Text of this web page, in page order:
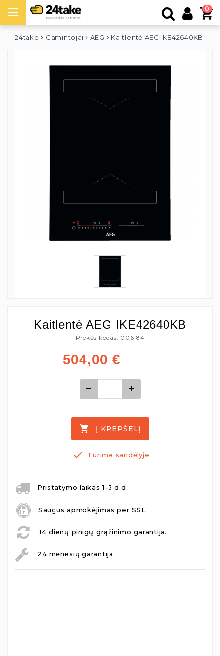
0
24take Gamintojai AEG Kaitlentė AEG IKE42640KB
Kaitlentė AEG IKE42640KB
Prekės kodas: 006184
504,00 €
Į KREPŠELĮ
Turime sandėlyje
Pristatymo laikas 1-3 d.d.
Saugus apmokėjimas per SSL.
14 dienų pinigų grąžinimo garantija.
24 mėnesių garantija